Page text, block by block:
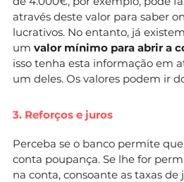
através deste valor para saber
lucrativos. No entanto, já
um valor mínimo para abrir a
isso tenha esta informação em
um deles. Os valores podem ir
3. Reforços e juros
Perceba se o banco permite
conta poupança. Se lhe for
na conta, consoante as taxas de